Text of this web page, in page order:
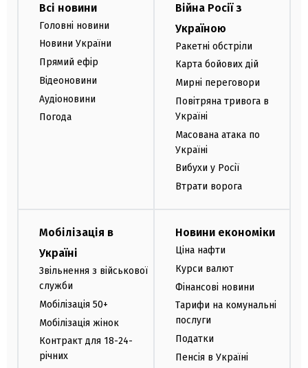
Всі новини
Головні новини
Новини України
Прямий ефір
Відеоновини
Аудіоновини
Погода
Війна Росії з
Україною
Ракетні обстріли
Карта бойових дій
Мирні переговори
Повітряна тривога в
Україні
Масована атака по
Україні
Вибухи у Росії
Втрати ворога
Мобілізація в
Україні
Звільнення з військової
служби
Мобілізація 50+
Мобілізація жінок
Контракт для 18-24-
річних
Новини економіки
Ціна нафти
Курси валют
Фінансові новини
Тарифи на комунальні
послуги
Податки
Пенсія в Україні